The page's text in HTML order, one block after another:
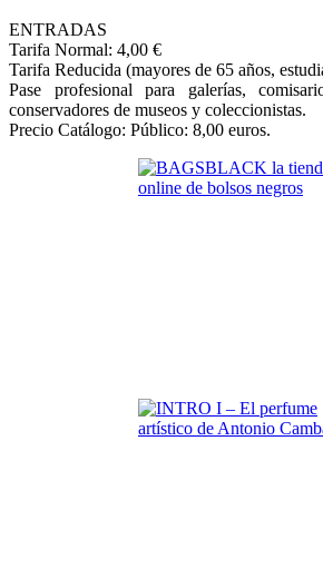
ENTRADAS
Tarifa Normal: 4,00 €
Tarifa Reducida (mayores de 65 años,
Pase profesional para galerías,
conservadores de museos y coleccionistas.
Precio Catálogo: Público: 8,00 euros.